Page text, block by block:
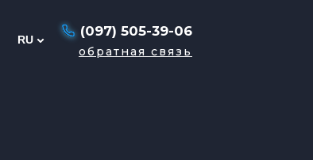
(097) 505-39-06
обратная связь